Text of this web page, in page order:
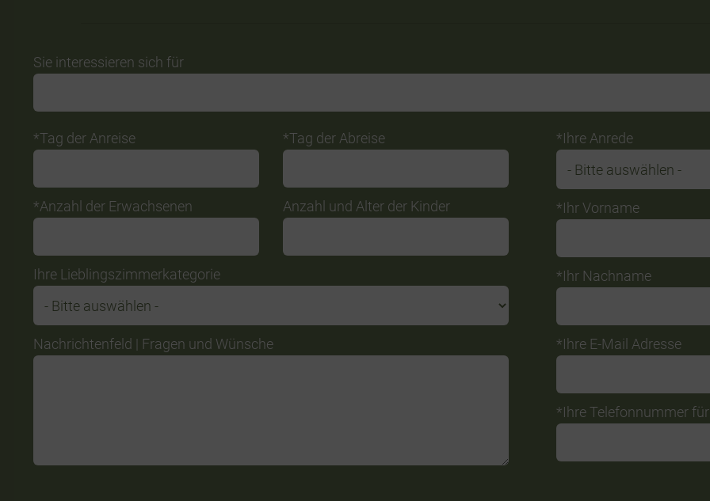
Do
not
field
Sie interessieren sich für
*Tag der Anreise *Tag der Abreise
*Anzahl der Erwachsenen Anzahl und Alter der Kinder
Ihre Lieblingszimmerkategorie
Nachrichtenfeld | Fragen und Wünsche
*Ihre Anrede
*Ihr Vorname
*Ihr Nachname
*Ihre E-Mail Adresse
*Ihre Telefonnummer